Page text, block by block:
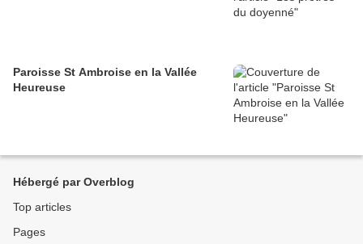
Paroisse St Ambroise en la Vallée
Heureuse
Hébergé par Overblog
Top articles
Pages